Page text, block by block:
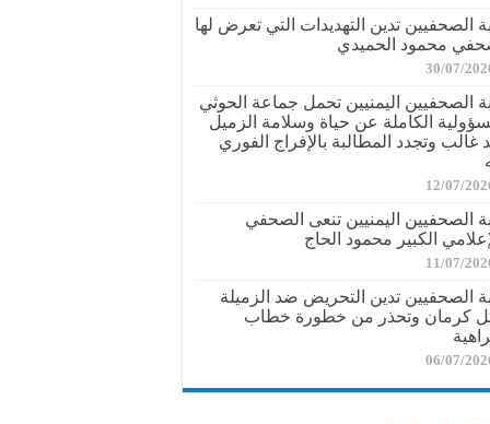
الصحفيين تدين التهديدات التي تعرض لها
محمود الحميدي
30/07/
الصحفيين اليمنيين تحمل جماعة الحوثي
الكاملة عن حياة وسلامة الزميل
غالب وتجدد المطالبة بالإفراج الفوري
12/07/
الصحفيين اليمنيين تنعى الصحفي
الكبير محمود الحاج
11/07/
الصحفيين تدين التحريض ضد الزميلة
كرمان وتحذر من خطورة خطاب
06/07/